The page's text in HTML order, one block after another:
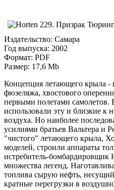
Издательство: Самара
Год выпуска: 2002
Формат: PDF
Размер: 17,6 Mb
Концепция летающего крыла -
фюзеляжа, хвостового
первыми полетами
использовали эту и близкие к
воздуха. Но наиболее
усилиями братьев Вальтера и
"чистого" летающего крыла,
моделей, строили аппараты
истребитель-бомбардировщик
множества легенд.
топлива сырую нефть,
кратные перегрузки в